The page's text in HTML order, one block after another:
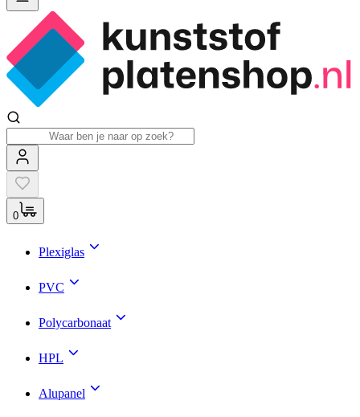
0
Plexiglas
PVC
Polycarbonaat
HPL
Alupanel